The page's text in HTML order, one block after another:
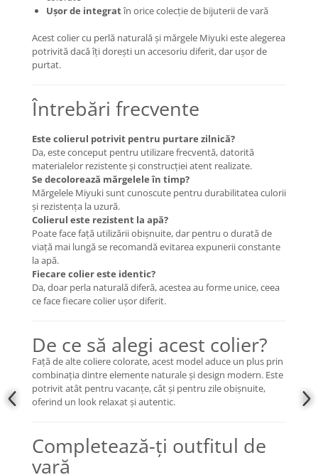
Ușor de integratîn orice colecție de bijuterii de vară
Acest colier cu perlă naturală și mărgele Miyuki este alegerea
potrivită dacă îți dorești un accesoriu diferit, dar ușor de
purtat.
Întrebări frecvente
Este colierul potrivit pentru purtare zilnică?
Da, este conceput pentru utilizare frecventă, datorită
materialelor rezistente și construcției atent realizate.
Se decolorează mărgelele în timp?
Mărgelele Miyuki sunt cunoscute pentru durabilitatea culorii
și rezistența la uzură.
Colierul este rezistent la apă?
Poate face față utilizării obișnuite, dar pentru o durată de
viață mai lungă se recomandă evitarea expunerii constante
la apă.
Fiecare colier este identic?
Da, doar perla naturală diferă, acestea au forme unice, ceea
ce face fiecare colier ușor diferit.
De ce să alegi acest colier?
Față de alte coliere colorate, acest model aduce un plus prin
combinația dintre elemente naturale și design modern. Este
potrivit atât pentru vacanțe, cât și pentru zile obișnuite,
oferind un look relaxat și autentic.
Completează-ți outfitul de
vară